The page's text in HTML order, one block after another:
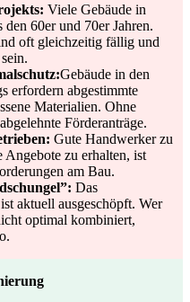
Viele Gebäude in
60er und 70er Jahren.
oft gleichzeitig fällig und
Gebäude in den
erfordern abgestimmte
Materialien. Ohne
Förderanträge.
Gute Handwerker zu
zu erhalten, ist
am Bau.
Das
aktuell ausgeschöpft. Wer
optimal kombiniert,